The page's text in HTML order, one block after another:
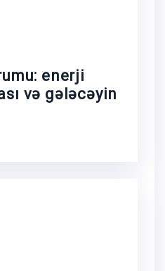
enerji
və gələcəyin